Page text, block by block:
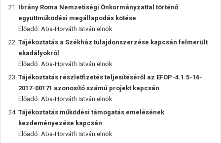
Ibrány Roma Nemzetiségi Önkormányzattal történő
együttműködési megállapodás kötése
Előadó: Aba-Horváth István elnök
Tájékoztatás a Székház tulajdonszerzése kapcsán felmerült
akadályokról
Előadó: Aba-Horváth István elnök
Tájékoztatás részletfizetés teljesítéséről az EFOP-4.1.5-16-
2017-00171 azonosító számú projekt kapcsán
Előadó: Aba-Horváth István elnök
Tájékoztatás működési támogatás emelésének
kezdeményezése kapcsán
Előadó: Aba-Horváth István elnök